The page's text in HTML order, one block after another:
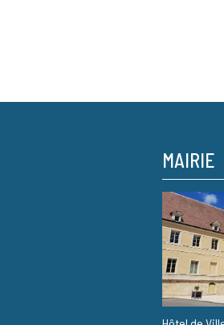
MAIRIE